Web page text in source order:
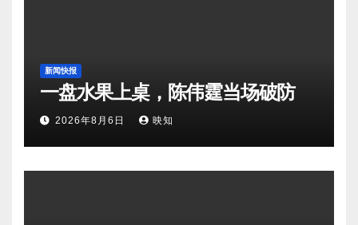
新闻快报
一盘水果上桌，陈伟霆当场破防
2026年8月6日 映知